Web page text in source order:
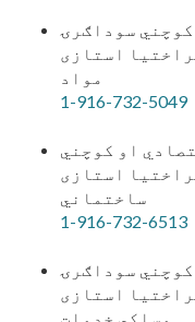
سوداګرۍ
استازی
مواد
1-916-732-5049
او کوچني
استازی
ساختماني
1-916-732-6513
سوداګرۍ
استازی